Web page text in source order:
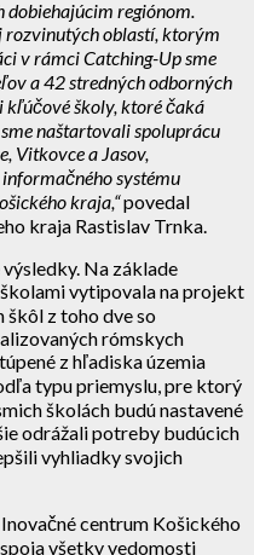
regiónom.
rozvinutých oblastí, ktorým
v rámci Catching-Up sme
a 42 stredných odborných
školy, ktoré čaká
naštartovali spoluprácu
Vitkovce a Jasov,
systému
kraja,“povedal
kraja Rastislav Trnka.
Na základe
vytipovala na projekt
škôl z toho dve so
rómskych
z hľadiska územia
typu priemyslu, pre ktorý
školách budú nastavené
odrážali potreby budúcich
vyhliadky svojich
centrum Košického
všetky vedomosti